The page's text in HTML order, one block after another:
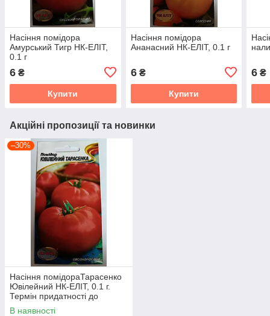
Насіння помідора
Амурський Тигр НК-ЕЛІТ,
0.1 г
6 ₴
Купити
Насіння помідора
Ананасний НК-ЕЛІТ, 0.1 г
6₴
Купити
6 ₴
Акційні пропозиції та новинки
–30%
Насіння помідораТарасенко
Ювілейний НК-ЕЛІТ, 0.1 г.
Термін придатності до
31.10.2026
В наявності